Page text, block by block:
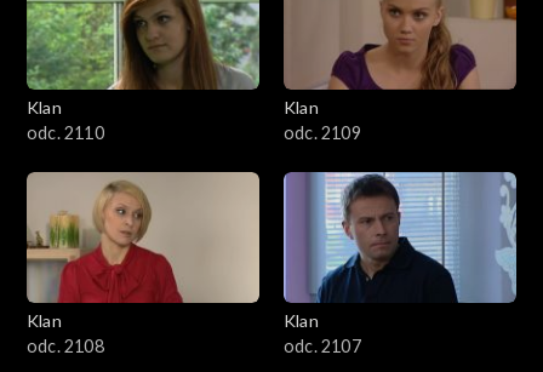
Klan
odc. 2110
Klan
odc. 2109
Klan
odc. 2108
Klan
odc. 2107